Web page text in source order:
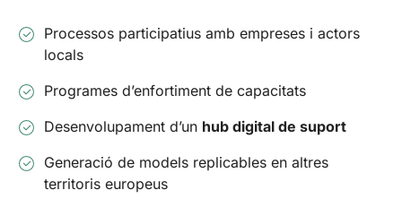
Processos participatius amb empreses i actors
locals
Programes d’enfortiment de capacitats
Desenvolupament d’un hub digital de suport
Generació de models replicables en altres
territoris europeus